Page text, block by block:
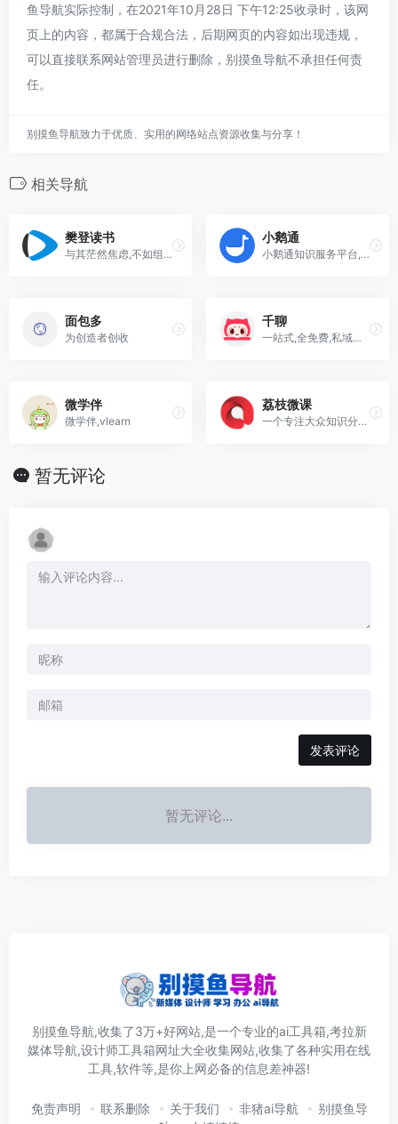
鱼导航实际控制，在2021年10月28日 下午12:25收录时，该网
页上的内容，都属于合规合法，后期网页的内容如出现违规，
可以直接联系网站管理员进行删除，别摸鱼导航不承担任何责
任。
别摸鱼导航致力于优质、实用的网络站点资源收集与分享！
相关导航
樊登读书
与其茫然焦虑,不如组织成员共同学习,樊登企业读书领导力,营销,创新等多项知识学习为长期变化储能
小鹅通
小鹅通知识服务平台,帮助商家搭建集品牌传播,商业变现和用户运营于一体的线上知识服务系统
面包多
为创造者创收
千聊
一站式,全免费,私域用户运营工具,微信生态知识变现首选工具
微学伴
微学伴,vlearn
荔枝微课
一个专注大众知识分享的平台,全平台所有功能终身免费使用
暂无评论
发表评论
暂无评论...
别摸鱼导航,收集了3万+好网站,是一个专业的ai工具箱,考拉新
媒体导航,设计师工具箱网址大全收集网站,收集了各种实用在线
工具,软件等,是你上网必备的信息差神器!
免责声明 联系删除 关于我们 非猪ai导航
别摸鱼导